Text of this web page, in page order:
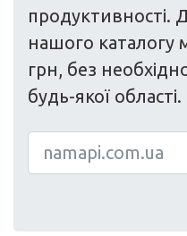
продуктивності.
нашого каталогу
грн, без
будь-якої області.